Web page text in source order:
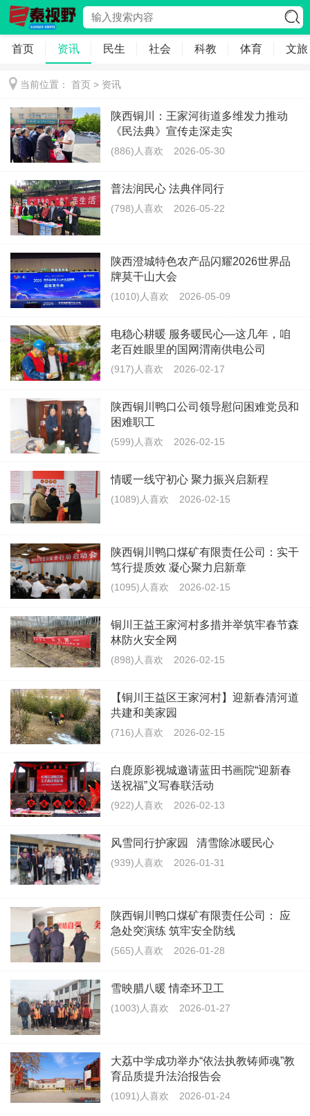
首页 资讯 民生 社会 科教 体育 文旅
当前位置： 首页 > 资讯
陕西铜川：王家河街道多维发力推动
《民法典》宣传走深走实
(886)人喜欢 2026-05-30
普法润民心 法典伴同行
(798)人喜欢 2026-05-22
陕西澄城特色农产品闪耀2026世界品
牌莫干山大会
(1010)人喜欢 2026-05-09
电稳心耕暖 服务暖民心—这几年，咱
老百姓眼里的国网渭南供电公司
(917)人喜欢 2026-02-17
陕西铜川鸭口公司领导慰问困难党员和
困难职工
(599)人喜欢 2026-02-15
情暖一线守初心 聚力振兴启新程
(1089)人喜欢 2026-02-15
陕西铜川鸭口煤矿有限责任公司：实干
笃行提质效 凝心聚力启新章
(1095)人喜欢 2026-02-15
铜川王益王家河村多措并举筑牢春节森
林防火安全网
(898)人喜欢 2026-02-15
【铜川王益区王家河村】迎新春清河道
共建和美家园
(716)人喜欢 2026-02-15
白鹿原影视城邀请蓝田书画院“迎新春
送祝福”义写春联活动
(922)人喜欢 2026-02-13
风雪同行护家园 清雪除冰暖民心
(939)人喜欢 2026-01-31
陕西铜川鸭口煤矿有限责任公司： 应
急处突演练 筑牢安全防线
(565)人喜欢 2026-01-28
雪映腊八暖 情牵环卫工
(1003)人喜欢 2026-01-27
大荔中学成功举办“依法执教铸师魂”教
育品质提升法治报告会
(1091)人喜欢 2026-01-24